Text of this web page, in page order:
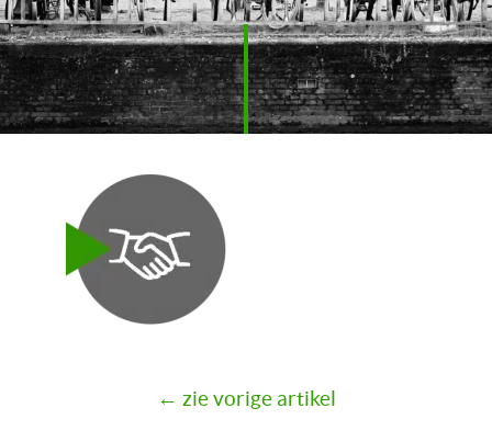
← zie vorige artikel